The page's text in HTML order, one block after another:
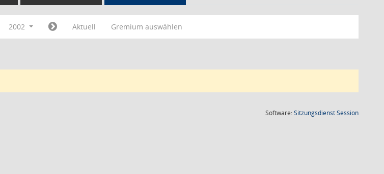
2002 Aktuell Gremium auswählen
Software:SitzungsdienstSession(Wird in